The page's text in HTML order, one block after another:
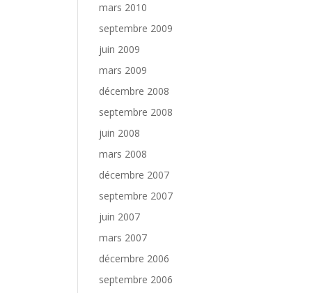
mars 2010
septembre 2009
juin 2009
mars 2009
décembre 2008
septembre 2008
juin 2008
mars 2008
décembre 2007
septembre 2007
juin 2007
mars 2007
décembre 2006
septembre 2006